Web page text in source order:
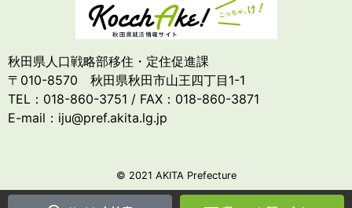
秋田県人口戦略部移住・定住促進課
〒010-8570 秋田県秋田市山王四丁目1-1
TEL：018-860-3751 / FAX：018-860-3871
E-mail：iju@pref.akita.lg.jp
© 2021 AKITA Prefecture